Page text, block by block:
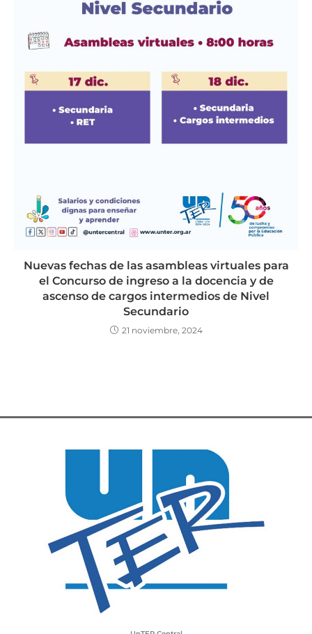
Nuevas fechas de las asambleas virtuales para
el Concurso de ingreso a la docencia y de
ascenso de cargos intermedios de Nivel
Secundario
21 noviembre, 2024